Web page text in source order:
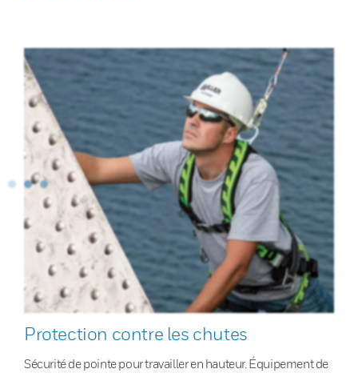
Protection contre les chutes
Sécurité de pointe pour travailler en hauteur. Équipement de